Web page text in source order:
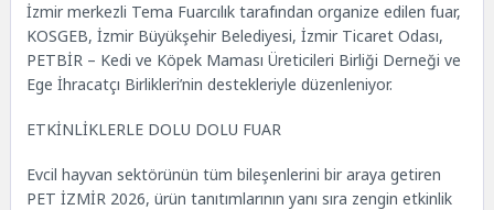
İzmir merkezli Tema Fuarcılık tarafından organize edilen fuar,
KOSGEB, İzmir Büyükşehir Belediyesi, İzmir Ticaret Odası,
PETBİR – Kedi ve Köpek Maması Üreticileri Birliği Derneği ve
Ege İhracatçı Birlikleri’nin destekleriyle düzenleniyor.
ETKİNLİKLERLE DOLU DOLU FUAR
Evcil hayvan sektörünün tüm bileşenlerini bir araya getiren
PET İZMİR 2026, ürün tanıtımlarının yanı sıra zengin etkinlik